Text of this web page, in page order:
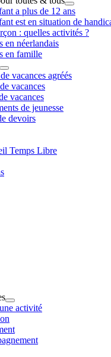
a plus de 12 ans
est en situation de
: quelles activités ?
en néerlandais
en famille
vacances agréés
vacances
vacances
de jeunesse
devoirs
Temps Libre
activité